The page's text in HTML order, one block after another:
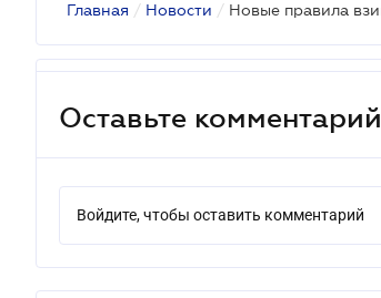
Главная / Новости /
Оставьте комментарий
Войдите, чтобы оставить комментарий